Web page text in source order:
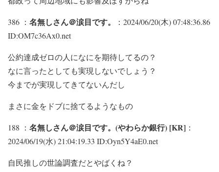
386 ： 名無しさん＠涙目です。
：2024/06/20(木) 07:48:36.86
ID:OM7c36Ax0.net
公約達成ゼロの人になにを期待してるの？
なに言ったとしても実現しないでしょう？
今までが実現してきてないんだし
まさに金をドブに捨てるようなもの
188 ： 名無しさん＠涙目です。(やわらか銀行) [KR] ：
2024/06/19(水) 21:04:19.33 ID:Oyn5Y4aE0.net
自民推しの世論調査だとやばくね？